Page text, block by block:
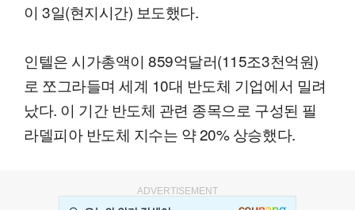
이 3일(현지시간) 보도했다.
인텔은 시가총액이 859억달러(115조3천억원)
로 쪼그라들며 세계 10대 반도체 기업에서 밀려
났다. 이 기간 반도체 관련 종목으로 구성된 필
라델피아 반도체 지수는 약 20% 상승했다.
ADVERTISEMENT